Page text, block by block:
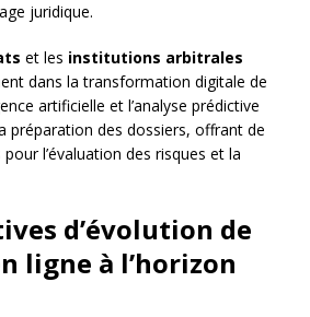
juridique.
et les institutions arbitrales
dans la transformation digitale de
artificielle et l’analyse prédictive
préparation des dossiers, offrant de
l’évaluation des risques et la
d’évolution de
ligne à l’horizon